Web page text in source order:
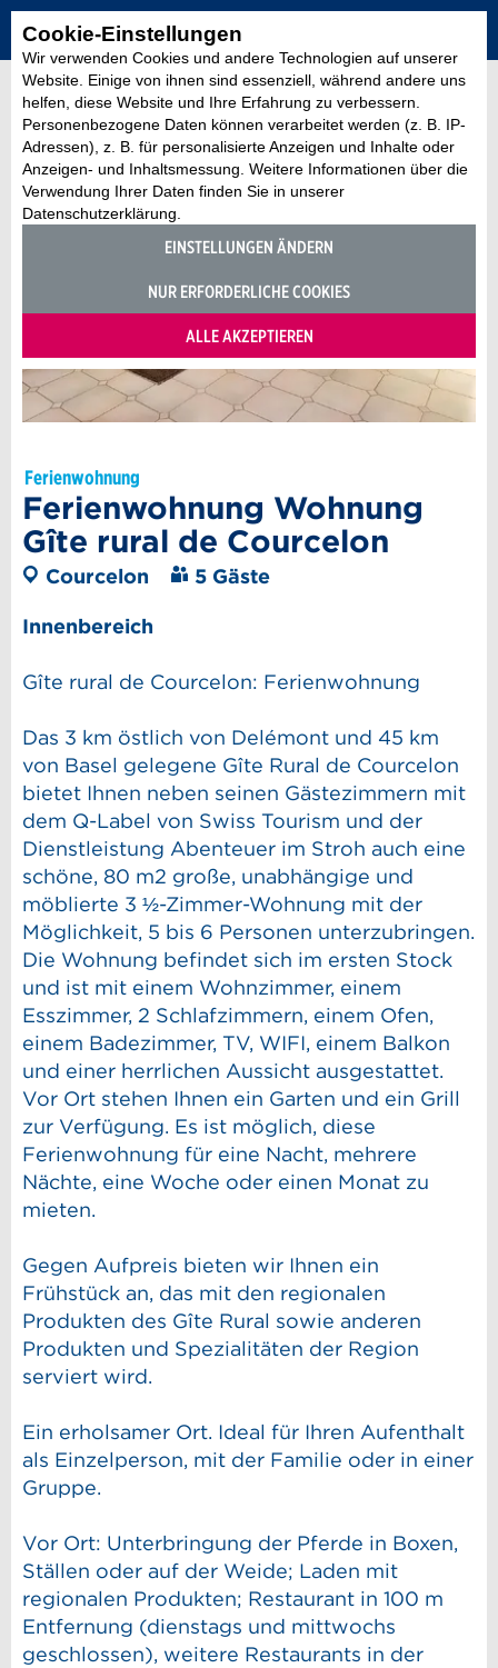
Cookie-Einstellungen
Wir verwenden Cookies und andere Technologien auf unserer
Website. Einige von ihnen sind essenziell, während andere uns
helfen, diese Website und Ihre Erfahrung zu verbessern.
Personenbezogene Daten können verarbeitet werden (z. B. IP-
Adressen), z. B. für personalisierte Anzeigen und Inhalte oder
Anzeigen- und Inhaltsmessung. Weitere Informationen über die
Verwendung Ihrer Daten finden Sie in unserer
Datenschutzerklärung.
EINSTELLUNGEN ÄNDERN
NUR ERFORDERLICHE COOKIES
ALLE AKZEPTIEREN
Ferienwohnung
Ferienwohnung Wohnung
Gîte rural de Courcelon
Courcelon 5 Gäste
Innenbereich
Gîte rural de Courcelon: Ferienwohnung
Das 3 km östlich von Delémont und 45 km
von Basel gelegene Gîte Rural de Courcelon
bietet Ihnen neben seinen Gästezimmern mit
dem Q-Label von Swiss Tourism und der
Dienstleistung Abenteuer im Stroh auch eine
schöne, 80 m2 große, unabhängige und
möblierte 3 ½-Zimmer-Wohnung mit der
Möglichkeit, 5 bis 6 Personen unterzubringen.
Die Wohnung befindet sich im ersten Stock
und ist mit einem Wohnzimmer, einem
Esszimmer, 2 Schlafzimmern, einem Ofen,
einem Badezimmer, TV, WIFI, einem Balkon
und einer herrlichen Aussicht ausgestattet.
Vor Ort stehen Ihnen ein Garten und ein Grill
zur Verfügung. Es ist möglich, diese
Ferienwohnung für eine Nacht, mehrere
Nächte, eine Woche oder einen Monat zu
mieten.
Gegen Aufpreis bieten wir Ihnen ein
Frühstück an, das mit den regionalen
Produkten des Gîte Rural sowie anderen
Produkten und Spezialitäten der Region
serviert wird.
Ein erholsamer Ort. Ideal für Ihren Aufenthalt
als Einzelperson, mit der Familie oder in einer
Gruppe.
Vor Ort: Unterbringung der Pferde in Boxen,
Ställen oder auf der Weide; Laden mit
regionalen Produkten; Restaurant in 100 m
Entfernung (dienstags und mittwochs
geschlossen), weitere Restaurants in der